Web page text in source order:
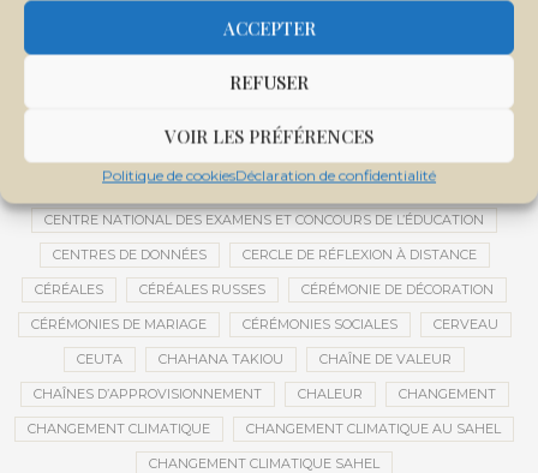
ACCEPTER
REFUSER
VOIR LES PRÉFÉRENCES
Politique de cookiesDéclaration de confidentialité
CENTRE D'INTELLIGENCE ARTIFICIELLE
CENTRE MALI
CENTRE NATIONAL DES EXAMENS ET CONCOURS DE L’ÉDUCATION
CENTRES DE DONNÉES CERCLE DE RÉFLEXION À DISTANCE
CÉRÉALES CÉRÉALES RUSSES CÉRÉMONIE DE DÉCORATION
CÉRÉMONIES DE MARIAGE CÉRÉMONIES SOCIALES CERVEAU
CEUTA CHAHANA TAKIOU CHAÎNE DE VALEUR
CHAÎNES D’APPROVISIONNEMENT CHALEUR CHANGEMENT
CHANGEMENT CLIMATIQUE CHANGEMENT CLIMATIQUE AU SAHEL
CHANGEMENT CLIMATIQUE SAHEL